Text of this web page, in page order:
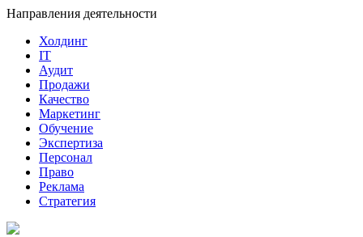
Направления деятельности
Холдинг
IT
Аудит
Продажи
Качество
Маркетинг
Обучение
Экспертиза
Персонал
Право
Реклама
Стратегия